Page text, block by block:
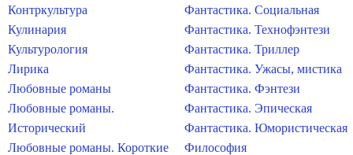
Контркультура
Кулинария
Культурология
Лирика
Любовные романы
Любовные романы.
Исторический
Любовные романы. Короткие
Фантастика. Социальная
Фантастика. Технофэнтези
Фантастика. Триллер
Фантастика. Ужасы, мистика
Фантастика. Фэнтези
Фантастика. Эпическая
Фантастика. Юмористическая
Философия